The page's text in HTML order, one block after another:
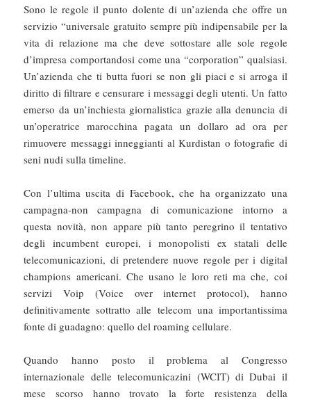
Sono le regole il punto dolente di un’azienda che offre un
servizio “universale gratuito sempre più indipensabile per la
vita di relazione ma che deve sottostare alle sole regole
d’impresa comportandosi come una “corporation” qualsiasi.
Un’azienda che ti butta fuori se non gli piaci e si arroga il
diritto di filtrare e censurare i messaggi degli utenti. Un fatto
emerso da un’inchiesta giornalistica grazie alla denuncia di
un’operatrice marocchina pagata un dollaro ad ora per
rimuovere messaggi inneggianti al Kurdistan o fotografie di
seni nudi sulla timeline.
Con l’ultima uscita di Facebook, che ha organizzato una
campagna-non campagna di comunicazione intorno a
questa novità, non appare più tanto peregrino il tentativo
degli incumbent europei, i monopolisti ex statali delle
telecomunicazioni, di pretendere nuove regole per i digital
champions americani. Che usano le loro reti ma che, coi
servizi Voip (Voice over internet protocol), hanno
definitivamente sottratto alle telecom una importantissima
fonte di guadagno: quello del roaming cellulare.
Quando hanno posto il problema al Congresso
internazionale delle telecomunicazini (WCIT) di Dubai il
mese scorso hanno trovato la forte resistenza della